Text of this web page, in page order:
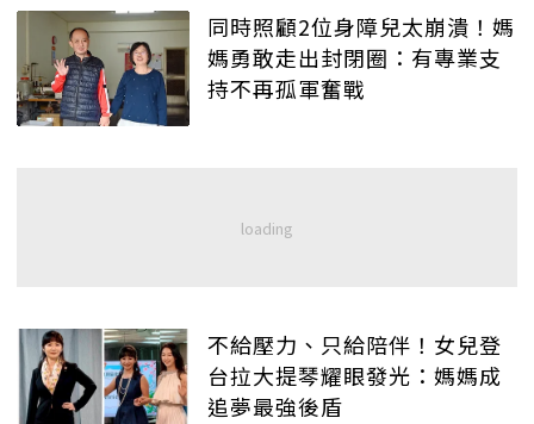
同時照顧2位身障兒太崩潰！媽
媽勇敢走出封閉圈：有專業支
持不再孤軍奮戰
不給壓力、只給陪伴！女兒登
台拉大提琴耀眼發光：媽媽成
追夢最強後盾